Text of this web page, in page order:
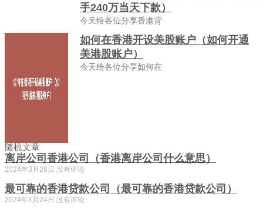
手240万当天下款）
今天给各位分享香港背
如何在香港开设美股账户（如何开通
美港股账户）
今天给各位分享如何在
随机文章
离岸公司香港公司（香港离岸公司什么意思）
2024年3月28日 没有评论
最可靠的香港贷款公司（最可靠的香港贷款公司）
2024年1月24日 没有评论